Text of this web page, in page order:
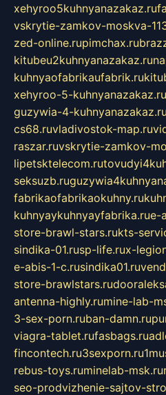
xehyroo5kuhnyanazakaz.ru
vskrytie-zamkov-moskva-
zed-online.rupimchax.ru
kitubeu2kuhnyanazakaz.ru
kuhnyaofabrikaufabrik.ru
xehyroo-5-kuhnyanazakaz.ru
guzywia-4-kuhnyanazakaz.ru
cs68.ruvladivostok-map.ru
raszar.ruvskrytie-zamkov-
lipetsktelecom.ru
seksuzb.ru
fabrikaofabrikaokuhny.ru
kuhnyaykuhnyayfabrika.rue-
store-brawl-stars.rukts-
sindika-01.rusp-life.rux-
e-abis-1-c.rusindika01.ru
store-brawlstars.ru
antenna-highly.rumine-lab-
3-sex-porn.ruban-damn.ru
viagra-tablet.rufasbags.ru
fincontech.ru3sexporn.ru
rebus-toys.ruminelab-msk.ru
seo-prodvizhenie-sajtov-